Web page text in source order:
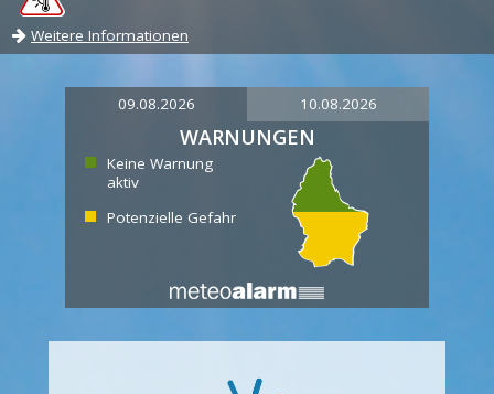
Weitere Informationen
09.08.2026 10.08.2026
WARNUNGEN
Keine Warnung
aktiv
Potenzielle Gefahr